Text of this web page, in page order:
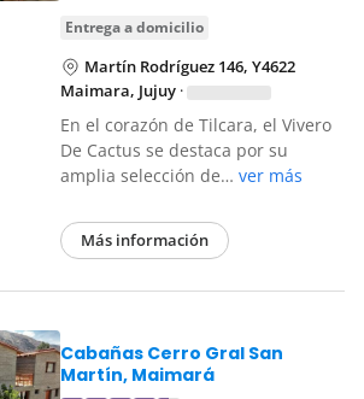
entrega a domicilio
Martín Rodríguez 146, Y4622
Maimara, Jujuy ·
En el corazón de Tilcara, el Vivero
De Cactus se destaca por su
amplia selección de… ver más
Más información
Cabañas Cerro Gral San
Martín, Maimará